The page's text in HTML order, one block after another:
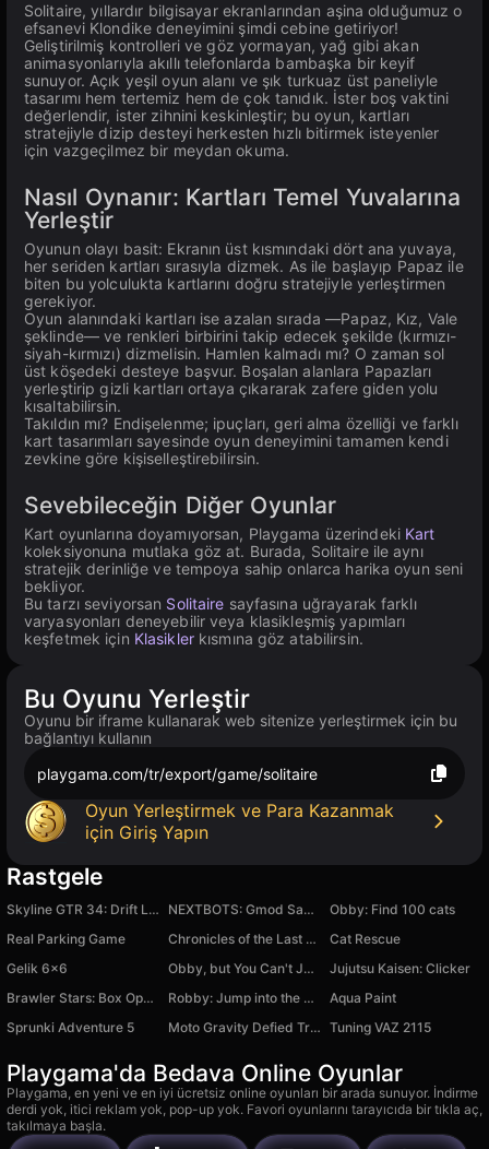
Solitaire, yıllardır bilgisayar ekranlarından aşina olduğumuz o
efsanevi Klondike deneyimini şimdi cebine getiriyor!
Geliştirilmiş kontrolleri ve göz yormayan, yağ gibi akan
animasyonlarıyla akıllı telefonlarda bambaşka bir keyif
sunuyor. Açık yeşil oyun alanı ve şık turkuaz üst paneliyle
tasarımı hem tertemiz hem de çok tanıdık. İster boş vaktini
değerlendir, ister zihnini keskinleştir; bu oyun, kartları
stratejiyle dizip desteyi herkesten hızlı bitirmek isteyenler
için vazgeçilmez bir meydan okuma.
Nasıl Oynanır: Kartları Temel Yuvalarına
Yerleştir
Oyunun olayı basit: Ekranın üst kısmındaki dört ana yuvaya,
her seriden kartları sırasıyla dizmek. As ile başlayıp Papaz ile
biten bu yolculukta kartlarını doğru stratejiyle yerleştirmen
gerekiyor.
Oyun alanındaki kartları ise azalan sırada —Papaz, Kız, Vale
şeklinde— ve renkleri birbirini takip edecek şekilde (kırmızı-
siyah-kırmızı) dizmelisin. Hamlen kalmadı mı? O zaman sol
üst köşedeki desteye başvur. Boşalan alanlara Papazları
yerleştirip gizli kartları ortaya çıkararak zafere giden yolu
kısaltabilirsin.
Takıldın mı? Endişelenme; ipuçları, geri alma özelliği ve farklı
kart tasarımları sayesinde oyun deneyimini tamamen kendi
zevkine göre kişiselleştirebilirsin.
Sevebileceğin Diğer Oyunlar
Kart oyunlarına doyamıyorsan, Playgama üzerindeki Kart
koleksiyonuna mutlaka göz at. Burada, Solitaire ile aynı
stratejik derinliğe ve tempoya sahip onlarca harika oyun seni
bekliyor.
Bu tarzı seviyorsan Solitaire sayfasına uğrayarak farklı
varyasyonları deneyebilir veya klasikleşmiş yapımları
keşfetmek için Klasiklerkısmına göz atabilirsin.
Bu Oyunu Yerleştir
Oyunu bir iframe kullanarak web sitenize yerleştirmek için bu
bağlantıyı kullanın
playgama.com/tr/export/game/solitaire
Oyun Yerleştirmek ve Para Kazanmak
için Giriş Yapın
Rastgele
Skyline GTR 34: Drift Legend NEXTBOTS: Gmod SandBox and Memes
Obby: Find 100 cats
Real Parking Game
Chronicles of the Last Soldier
Cat Rescue
Gelik 6x6
Obby, but You Can't Jump
Jujutsu Kaisen: Clicker
Brawler Stars: Box Opening Simulator
Robby: Jump into the Pool
Aqua Paint
Sprunki Adventure 5
Moto Gravity Defied Trials: Happy Wheels Tuning VAZ 2115
Playgama'da Bedava Online Oyunlar
Playgama, en yeni ve en iyi ücretsiz online oyunları bir arada sunuyor. İndirme
derdi yok, itici reklam yok, pop-up yok. Favori oyunlarını tarayıcıda bir tıkla aç,
takılmaya başla.